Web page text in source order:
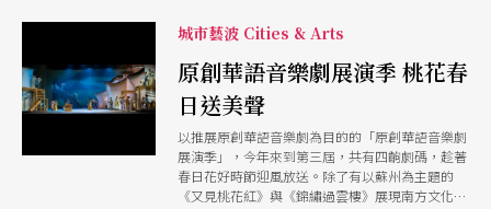
城市藝波 Cities & Arts
原創華語音樂劇展演季 桃花春
日送美聲
以推展原創華語音樂劇為目的的「原創華語音樂劇
展演季」，今年來到第三屆，共有四齣劇碼，趁著
春日花好時節迎風放送。除了有以蘇州為主題的
《又見桃花紅》與《錦繡過雲樓》展現南方文化傳